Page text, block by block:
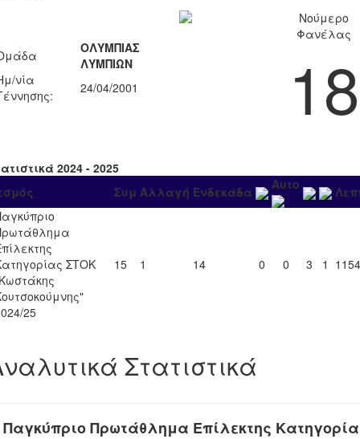
ΟΛΥΜΠΙΑΣ
ΛΥΜΠΙΩΝ
νία
24/04/2001
Νούμερο
Φανέλας
18
2024 - 2025
Συμ Αλλαγή Ενδεκάδα Αυτο
ΣΤΟΚ
25
15 1 14 0 0 3 1 1154
Στατιστικά
Παγκύπριο Πρωτάθλημα Επίλεκτης